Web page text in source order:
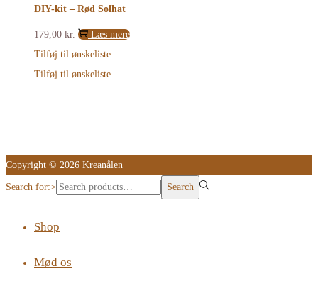
DIY-kit – Rød Solhat
179,00 kr.
Læs mere
Tilføj til ønskeliste
Tilføj til ønskeliste
Copyright © 2026 Kreanålen
Search for:> Search
Shop
Mød os